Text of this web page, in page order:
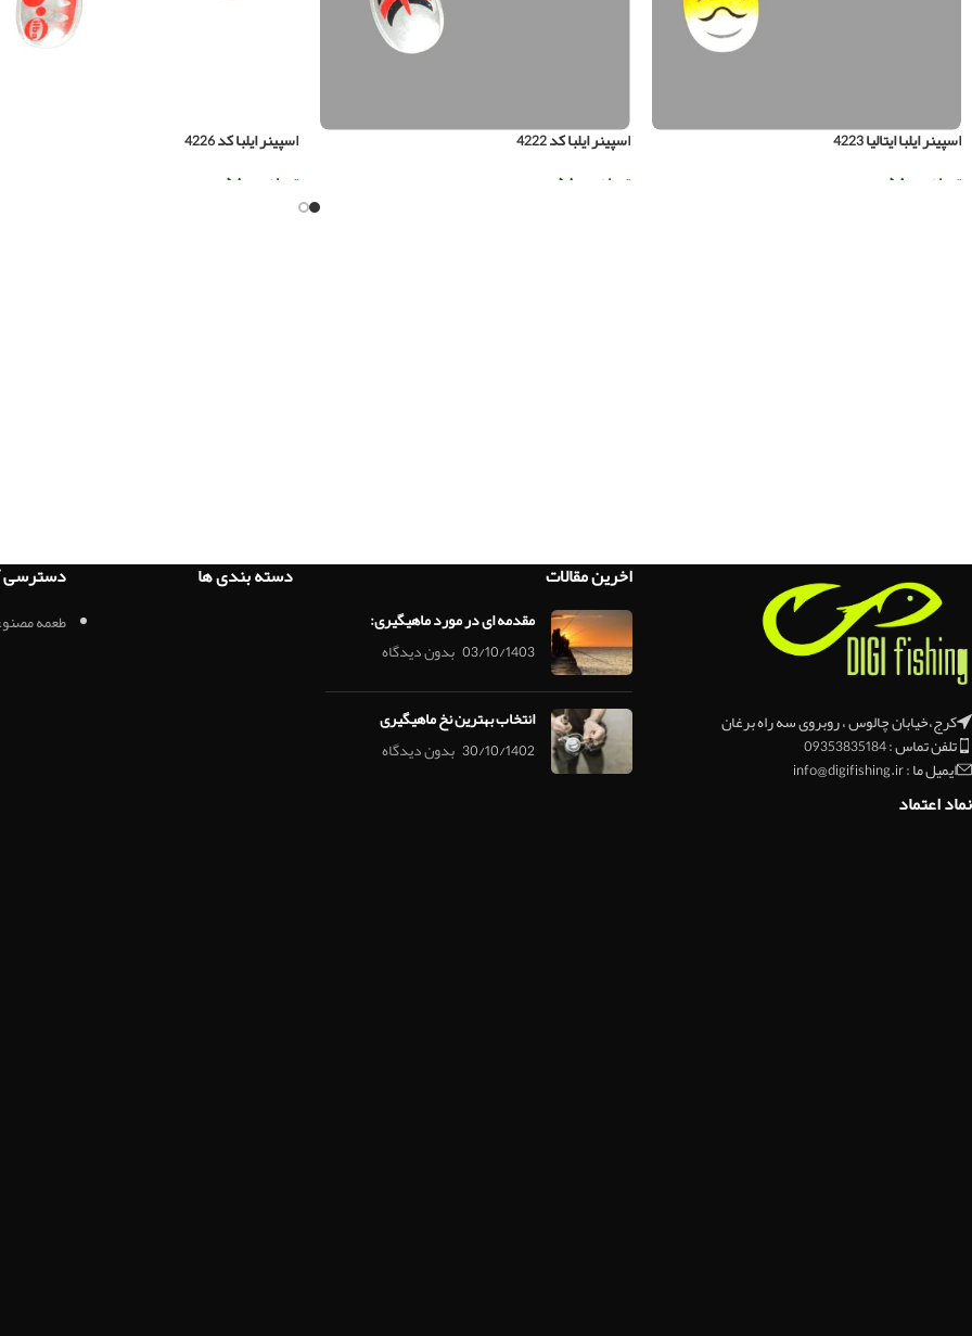
اسپینر ایلبا ایتالیا 4223
تومان
۵۸۰.۰۰۰
اسپینر ایلبا کد 4222
تومان
۵۸۰.۰۰۰
اسپینر ایلبا کد 4226
تومان
۵۸۰.۰۰۰
کرج،خیابان چالوس ، روبروی سه راه برغان
تلفن تماس : 09353835184
ایمیل ما : info@digifishing.ir
نماد اعتماد
اخرین مقالات
مقدمه ای در مورد ماهیگیری:
03/10/1403 بدون دیدگاه
انتخاب بهترین نخ ماهیگیری
30/10/1402 بدون دیدگاه
دسته بندی ها دسترسی
طعمه